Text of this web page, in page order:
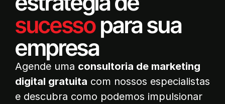
sucessopara sua
empresa
Agende uma consultoria de marketing
digital gratuita com nossos especialistas
e descubra como podemos impulsionar